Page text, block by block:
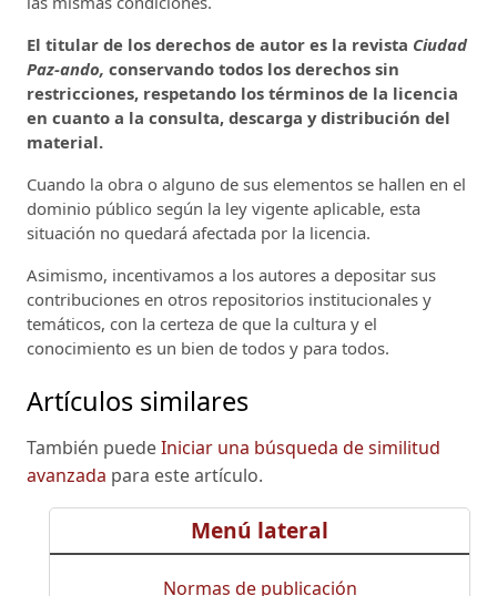
El titular de los derechos de autor es la revista Ciudad
Paz-ando, conservando todos los derechos sin
restricciones, respetando los términos de la licencia
en cuanto a la consulta, descarga y distribución del
material.
Cuando la obra o alguno de sus elementos se hallen en el
dominio público según la ley vigente aplicable, esta
situación no quedará afectada por la licencia.
Asimismo, incentivamos a los autores a depositar sus
contribuciones en otros repositorios institucionales y
temáticos, con la certeza de que la cultura y el
conocimiento es un bien de todos y para todos.
Artículos similares
También puedeIniciar una búsqueda de similitud
avanzada para este artículo.
Menú lateral
Normas de publicación